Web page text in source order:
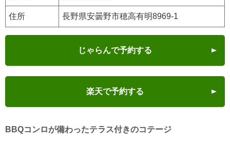
住所 長野県安曇野市穂高有明8969-1
じゃらんで予約する
楽天で予約する
BBQコンロが備わったテラス付きのコテージ